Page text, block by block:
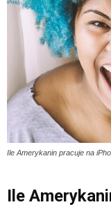
Ile Amerykanin pracuje na
Ile